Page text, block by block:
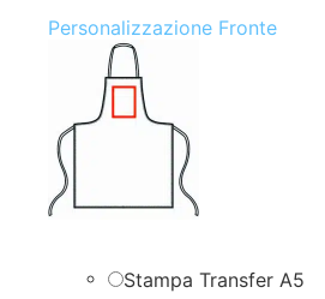
Personalizzazione Fronte
Stampa Transfer A5